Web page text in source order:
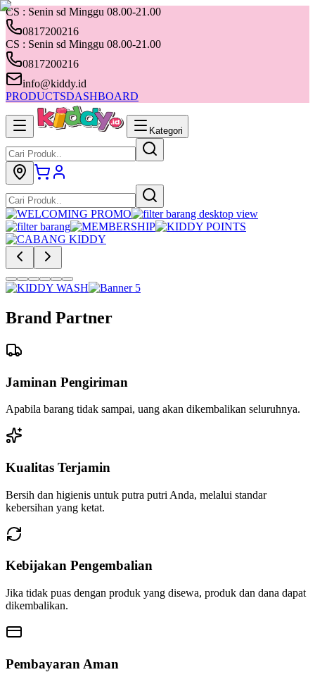
CS : Senin sd Minggu 08.00-21.00
0817200216
CS : Senin sd Minggu 08.00-21.00
0817200216
info@kiddy.id
PRODUCTSDASHBOARD
Kategori
Brand Partner
Jaminan Pengiriman
Apabila barang tidak sampai, uang akan dikembalikan seluruhnya.
Kualitas Terjamin
Bersih dan higienis untuk putra putri Anda, melalui standar
kebersihan yang ketat.
Kebijakan Pengembalian
Jika tidak puas dengan produk yang disewa, produk dan dana dapat
dikembalikan.
Pembayaran Aman